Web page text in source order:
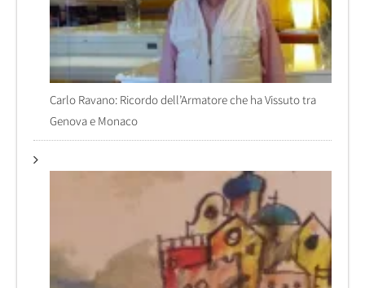
Carlo Ravano: Ricordo dell’Armatore che ha Vissuto tra
Genova e Monaco